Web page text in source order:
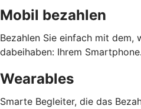
Mobil bezahlen
Bezahlen Sie einfach mit dem,
dabeihaben: Ihrem Smartphone.
Wearables
Smarte Begleiter, die das